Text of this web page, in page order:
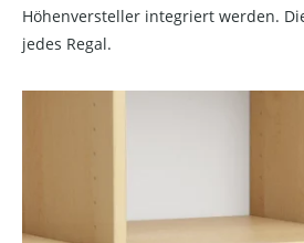
Höhenversteller integriert werden.
jedes Regal.